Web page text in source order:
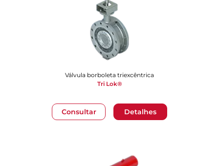
Consultar Detalhes
Válvula borboleta triexcêntrica
Tri Lok®